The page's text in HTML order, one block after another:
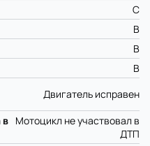
C
B
B
B
Двигатель исправен
в Мотоцикл не участвовал в
ДТП